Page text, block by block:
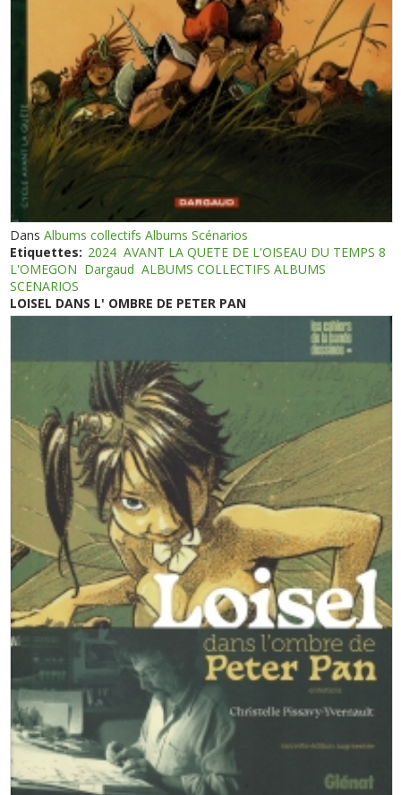
DansAlbums collectifs Albums Scénarios
Etiquettes: 2024 AVANT LA QUETE DE L'OISEAU DU TEMPS 8
L'OMEGON Dargaud ALBUMS COLLECTIFS ALBUMS
SCENARIOS
LOISEL DANS L' OMBRE DE PETER PAN